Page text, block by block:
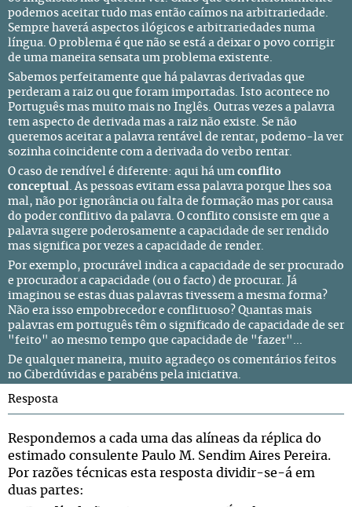
podemos aceitar tudo mas então caímos na arbitrariedade.
Sempre haverá aspectos ilógicos e arbitrariedades numa
língua. O problema é que não se está a deixar o povo corrigir
de uma maneira sensata um problema existente.
Sabemos perfeitamente que há palavras derivadas que
perderam a raiz ou que foram importadas. Isto acontece no
Português mas muito mais no Inglês. Outras vezes a palavra
tem aspecto de derivada mas a raiz não existe. Se não
queremos aceitar a palavra rentável de rentar, podemo-la ver
sozinha coincidente com a derivada do verbo rentar.
O caso de rendível é diferente: aqui há um conflito
conceptual. As pessoas evitam essa palavra porque lhes soa
mal, não por ignorância ou falta de formação mas por causa
do poder conflitivo da palavra. O conflito consiste em que a
palavra sugere poderosamente a capacidade de ser rendido
mas significa por vezes a capacidade de render.
Por exemplo, procurável indica a capacidade de ser procurado
e procurador a capacidade (ou o facto) de procurar. Já
imaginou se estas duas palavras tivessem a mesma forma?
Não era isso empobrecedor e conflituoso? Quantas mais
palavras em português têm o significado de capacidade de ser
"feito" ao mesmo tempo que capacidade de "fazer"...
De qualquer maneira, muito agradeço os comentários feitos
no Ciberdúvidas e parabéns pela iniciativa.
Resposta
Respondemos a cada uma das alíneas da réplica do
estimado consulente Paulo M. Sendim Aires Pereira.
Por razões técnicas esta resposta dividir-se-á em
duas partes: